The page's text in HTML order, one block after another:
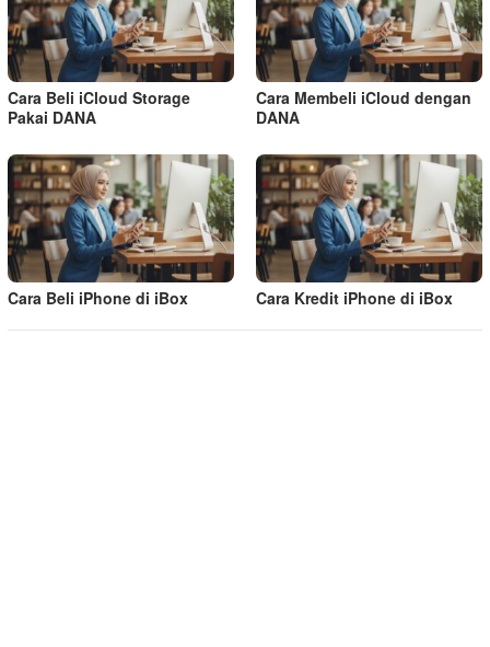
Cara Beli iCloud Storage
Pakai DANA
Cara Membeli iCloud dengan
DANA
Cara Beli iPhone di iBox Cara Kredit iPhone di iBox